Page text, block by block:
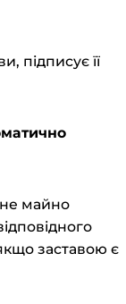
підписує її
майно
заставою є